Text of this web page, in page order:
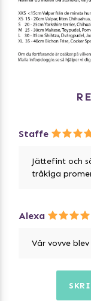
Staffe
Jättefint och
tråkiga
Alexa
Vår vovve